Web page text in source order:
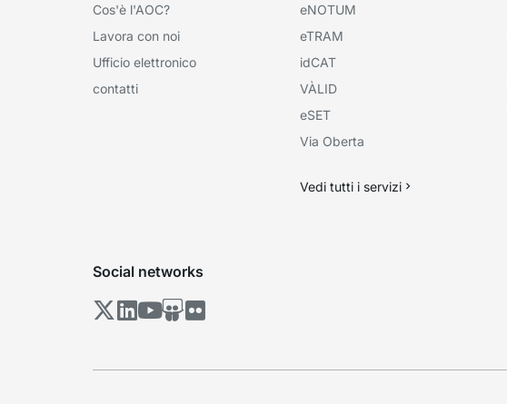
Cos'è l'AOC?
Lavora con noi
Ufficio elettronico
contatti
eNOTUM
eTRAM
idCAT
VÀLID
eSET
Via Oberta
Vedi tutti i servizi
Social networks